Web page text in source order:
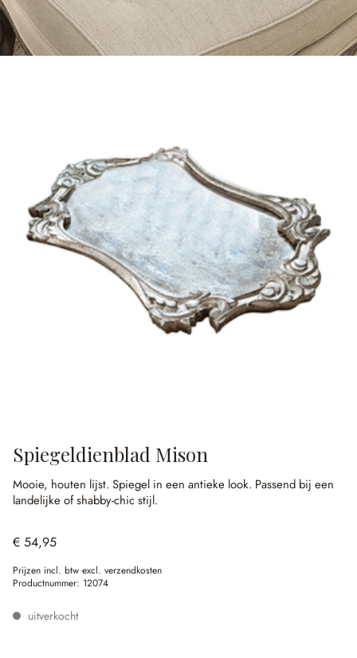
Spiegeldienblad Mison
Mooie, houten lijst. Spiegel in een antieke look. Passend bij een
landelijke of shabby-chic stijl.
€ 54,95
Prijzen incl. btw excl. verzendkosten
Productnummer: 12074
uitverkocht